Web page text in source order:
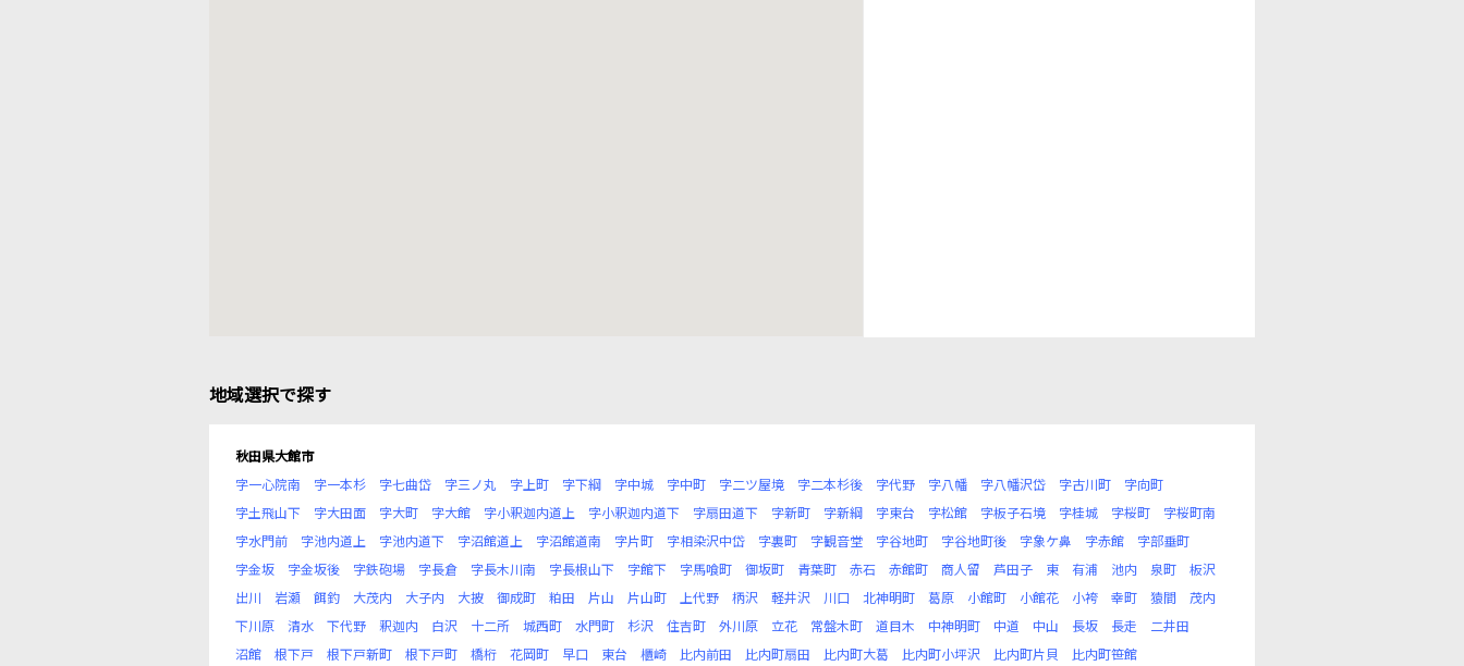
地域選択で探す
秋田県大館市
字一心院南
字一本杉 字七曲岱 字三ノ丸 字上町 字下綱 字中城 字中町 字二ツ屋境 字二本杉後 字代野 字八幡 字八幡沢岱 字古川町
字向町
字土飛山下
字大田面 字大町 字大館 字小釈迦内道上 字小釈迦内道下 字扇田道下 字新町 字新綱 字東台 字松館 字板子石境 字桂城 字桜町
字桜町南
字水門前
字池内道上 字池内道下 字沼館道上 字沼館道南 字片町 字相染沢中岱 字裏町 字観音堂 字谷地町 字谷地町後 字象ケ鼻 字赤館
字部垂町
字金坂
字金坂後 字鉄砲場 字長倉 字長木川南 字長根山下 字館下 字馬喰町 御坂町 青葉町 赤石 赤館町 商人留 芦田子 東 有浦 池内 泉町
板沢
出川
岩瀬 餌釣 大茂内 大子内 大披 御成町 粕田 片山 片山町 上代野 柄沢 軽井沢 川口 北神明町 葛原 小館町 小館花 小袴 幸町 猿間
茂内
下川原
清水 下代野 釈迦内 白沢 十二所 城西町 水門町 杉沢 住吉町 外川原 立花 常盤木町 道目木 中神明町 中道 中山 長坂 長走
二井田
沼館
根下戸 根下戸新町 根下戸町 橋桁 花岡町 早口 東台 櫃崎 比内前田 比内町扇田 比内町大葛 比内町小坪沢 比内町片貝
比内町笹館